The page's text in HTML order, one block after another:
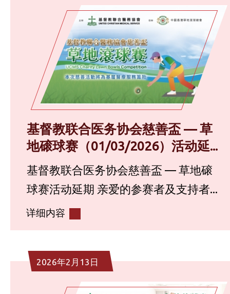
基督教联合医务协会慈善盃 — 草
地磙球赛（01/03/2026）活动延...
基督教联合医务协会慈善盃 — 草地磙
球赛活动延期 亲爱的参赛者及支持者...
详细内容
2026年2月13日